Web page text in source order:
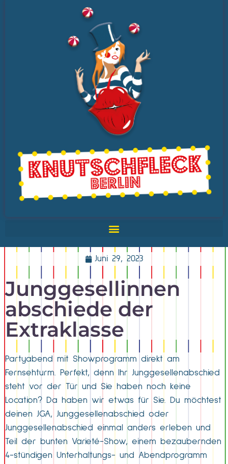
Juni 29, 2023
Junggesellinnen
abschiede der
Extraklasse
Partyabend mit Showprogramm direkt am
Fernsehturm. Perfekt, denn Ihr Junggesellenabschied
steht vor der Tür und Sie haben noch keine
Location? Da haben wir etwas für Sie. Du möchtest
deinen JGA, Junggesellenabschied oder
Junggesellenabschied einmal anders erleben und
Teil der bunten Varieté-Show, einem bezaubernden
4-stündigen Unterhaltungs- und Abendprogramm